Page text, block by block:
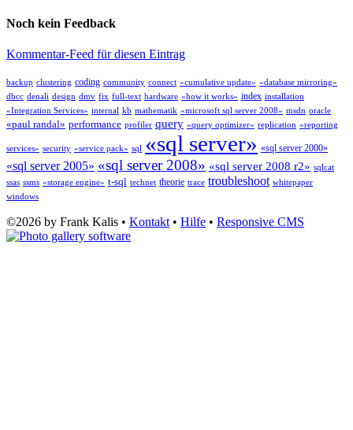
Noch kein Feedback
Kommentar-Feed für diesen Eintrag
backup clustering coding community connect «cumulative update» «database mirroring»
dbcc denali design dmv fix full-text hardware «how it works» index installation
«Integration Services» internal kb mathematik «microsoft sql server 2008» msdn oracle
«paul randal» performance profiler query «query optimizer» replication «reporting
services» security «service pack» sql «sql server» «sql server 2000»
«sql server 2005» «sql server 2008» «sql server 2008 r2» sqlcat
ssas ssms «storage engine» t-sql technet theorie trace troubleshoot whitepaper
windows
©2026 by Frank Kalis • Kontakt • Hilfe • Responsive CMS